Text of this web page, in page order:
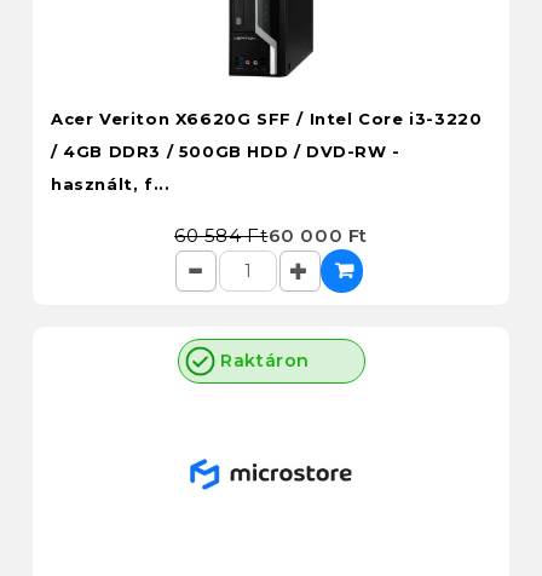
Acer Veriton X6620G SFF / Intel Core i3-3220
/ 4GB DDR3 / 500GB HDD / DVD-RW -
használt, f...
60 584 Ft60 000 Ft
Raktáron